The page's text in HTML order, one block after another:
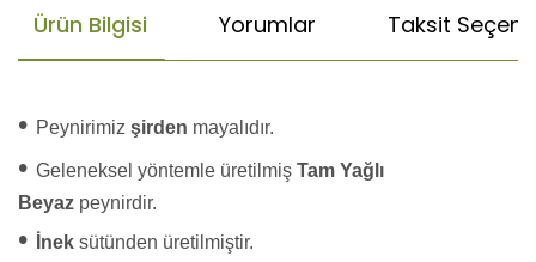
Ürün Bilgisi Yorumlar Taksit
• Peynirimiz şirden mayalıdır.
• Geleneksel yöntemle üretilmiş Tam Yağlı
Beyaz peynirdir.
• İnek sütünden üretilmiştir.